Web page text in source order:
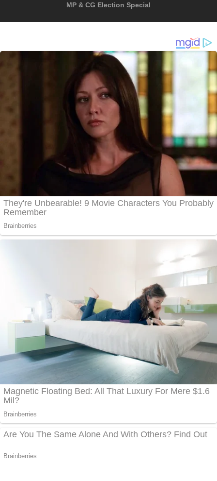
MP & CG Election Special